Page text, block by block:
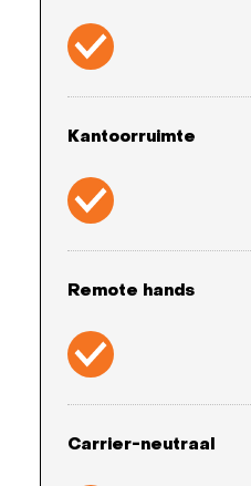
Kantoorruimte
Remote hands
Carrier-neutraal